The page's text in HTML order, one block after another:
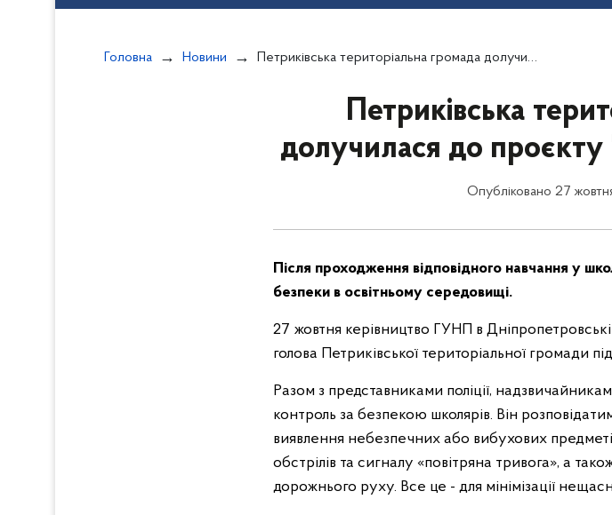
Головна Новини Петриківська територіальна громада долучилася до проєкту "Вихователь безпеки".
Петриківська
долучилася до
Опубліковано 27
Після проходження відповідного навчання у
безпеки в освітньому середовищі.
27 жовтня керівництво ГУНП в
голова Петриківської територіальної громади
Разом з представниками поліції,
контроль за безпекою школярів. Він
виявлення небезпечних або вибухових
обстрілів та сигналу «повітряна тривога», а
дорожнього руху. Все це - для мінімізації